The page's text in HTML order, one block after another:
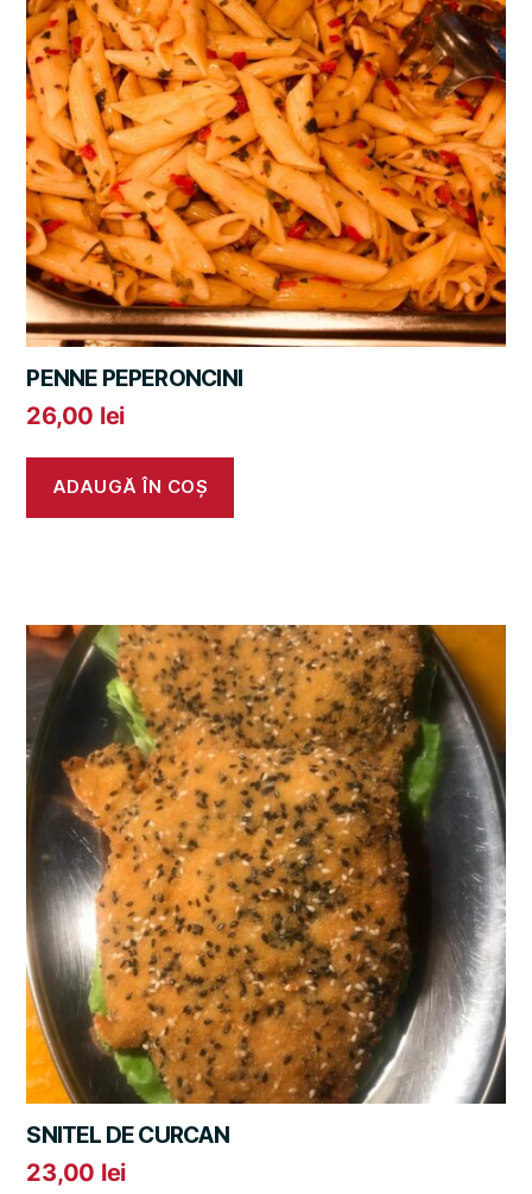
PENNE PEPERONCINI
26,00 lei
ADAUGĂ ÎN COȘ
SNITEL DE CURCAN
23,00 lei